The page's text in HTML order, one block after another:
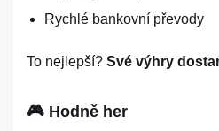
Rychlé bankovní převody
To nejlepší? Své výhry
🎮 Hodně her